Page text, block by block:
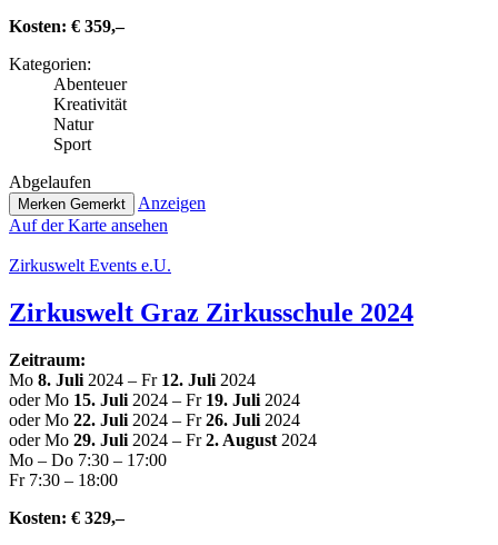
Kosten: € 359,–
Kate­go­rien:
Abenteuer
Krea­ti­vi­tät
Natur
Sport
Abge­lau­fen
Merken Gemerkt
Anzeigen
Auf der Karte ansehen
Zir­kus­welt Events e.U.
Zir­kus­welt Graz Zir­kus­schu­le 2024
Zeitraum:
Mo 8. Juli 2024 – Fr 12. Juli 2024
oder Mo 15. Juli 2024 – Fr 19. Juli 2024
oder Mo 22. Juli 2024 – Fr26. Juli 2024
oder Mo 29. Juli 2024 – Fr2. August 2024
Mo – Do 7:30 – 17:00
Fr 7:30 – 18:00
Kosten: € 329,–